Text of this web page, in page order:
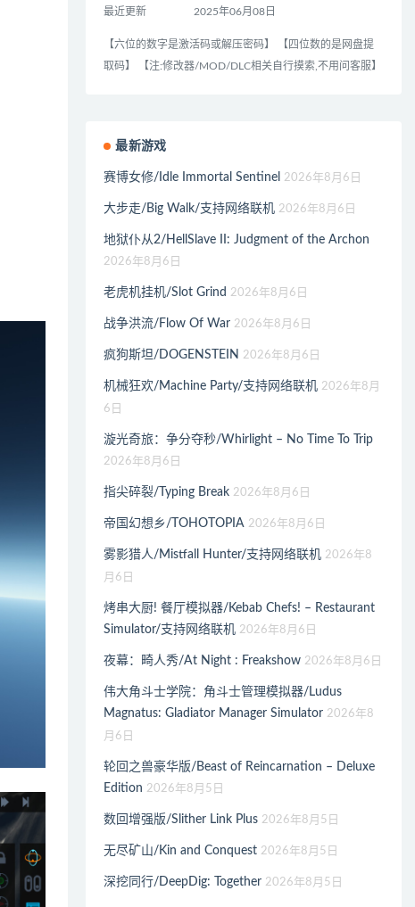
最近更新 2025年06月08日
【六位的数字是激活码或解压密码】 【四位数的是网盘提
取码】 【注:修改器/MOD/DLC相关自行摸索,不用问客服】
最新游戏
赛博女修/Idle Immortal Sentinel 2026年8月6日
大步走/Big Walk/支持网络联机 2026年8月6日
地狱仆从2/HellSlave II: Judgment of the Archon
2026年8月6日
老虎机挂机/Slot Grind 2026年8月6日
战争洪流/Flow Of War 2026年8月6日
疯狗斯坦/DOGENSTEIN 2026年8月6日
机械狂欢/Machine Party/支持网络联机 2026年8月
6日
漩光奇旅：争分夺秒/Whirlight – No Time To Trip
2026年8月6日
指尖碎裂/Typing Break 2026年8月6日
帝国幻想乡/TOHOTOPIA 2026年8月6日
雾影猎人/Mistfall Hunter/支持网络联机 2026年8
月6日
烤串大厨! 餐厅模拟器/Kebab Chefs! – Restaurant
Simulator/支持网络联机 2026年8月6日
夜幕：畸人秀/At Night : Freakshow 2026年8月6日
伟大角斗士学院：角斗士管理模拟器/Ludus
Magnatus: Gladiator Manager Simulator 2026年8
月6日
轮回之兽豪华版/Beast of Reincarnation – Deluxe
Edition 2026年8月5日
数回增强版/Slither Link Plus 2026年8月5日
无尽矿山/Kin and Conquest 2026年8月5日
深挖同行/DeepDig: Together 2026年8月5日